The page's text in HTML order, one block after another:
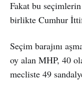
Fakat bu
birlikte Cumhur
Seçim barajını
oy alan MHP, 40
mecliste 49